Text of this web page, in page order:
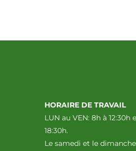
HORAIRE DE TRAVAIL
LUN au VEN: 8h à 12:30h
18:30h.
Le samedi et le